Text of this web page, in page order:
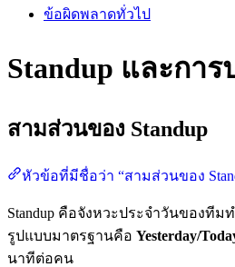
ข้อผิดพลาดทั่วไป
Standup และการ
สามส่วนของ Standup
หัวข้อที่มีชื่อว่า “สามส่วนของ
Standup คือจังหวะประจำวันของที
รูปแบบมาตรฐานคือ Yesterday/
นาทีต่อคน